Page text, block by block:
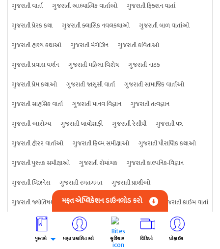
ગુજરાતી વાર્તા ગુજરાતી આધ્યાત્મિક વાર્તાઓ
ગુજરાતી ફિક્શન વાર્તા
ગુજરાતી પ્રેરક કથા
ગુજરાતી ક્લાસિક નવલકથાઓ
ગુજરાતી બાળ વાર્તાઓ
ગુજરાતી હાસ્ય કથાઓ
ગુજરાતી મેગેઝિન
ગુજરાતી કવિતાઓ
ગુજરાતી પ્રવાસ વર્ણન
ગુજરાતી મહિલા વિશેષ
ગુજરાતી નાટક
ગુજરાતી પ્રેમ કથાઓ
ગુજરાતી જાસૂસી વાર્તા
ગુજરાતી સામાજિક વાર્તાઓ
ગુજરાતી સાહસિક વાર્તા
ગુજરાતી માનવ વિજ્ઞાન
ગુજરાતી તત્વજ્ઞાન
ગુજરાતી આરોગ્ય
ગુજરાતી બાયોગ્રાફી ગુજરાતી રેસીપી
ગુજરાતી પત્ર
ગુજરાતી હૉરર વાર્તાઓ
ગુજરાતી ફિલ્મ સમીક્ષાઓ
ગુજરાતી પૌરાણિક કથાઓ
ગુજરાતી પુસ્તક સમીક્ષાઓ
ગુજરાતી રોમાંચક
ગુજરાતી કાલ્પનિક-વિજ્ઞાન
ગુજરાતી બિઝનેસ
ગુજરાતી રમતગમત
ગુજરાતી પ્રાણીઓ
ગુજરાતી જ્યોતિષશાસ્ત્ર
ગુજરાતી વિજ્ઞાન ગુજરાતી કંઈપણ ગુજરાતી ક્રાઇમ વાર્તા
મફત એપ્લિકેશન ડાઉનલોડ કરો
પુસ્તકો મફત પ્રકાશિત કરો સુવિચાર વિડિઓ પ્રોફાઈલ